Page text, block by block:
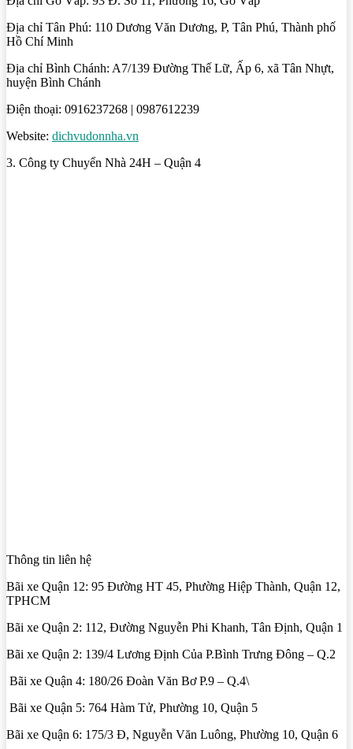
Địa chỉ Tân Phú: 110 Dương Văn Dương, P, Tân Phú, Thành phố
Hồ Chí Minh
Địa chỉ Bình Chánh: A7/139 Đường Thế Lữ, Ấp 6, xã Tân Nhựt,
huyện Bình Chánh
Điện thoại: 0916237268 | 0987612239
Website: dichvudonnha.vn
3. Công ty Chuyển Nhà 24H – Quận 4
Thông tin liên hệ
Bãi xe Quận 12: 95 Đường HT 45, Phường Hiệp Thành, Quận 12,
TPHCM
Bãi xe Quận 2: 112, Đường Nguyễn Phi Khanh, Tân Định, Quận 1
Bãi xe Quận 2: 139/4 Lương Định Của P.Bình Trưng Đông – Q.2
Bãi xe Quận 4: 180/26 Đoàn Văn Bơ P.9 – Q.4\
Bãi xe Quận 5: 764 Hàm Tử, Phường 10, Quận 5
Bãi xe Quận 6: 175/3 Đ, Nguyễn Văn Luông, Phường 10, Quận 6